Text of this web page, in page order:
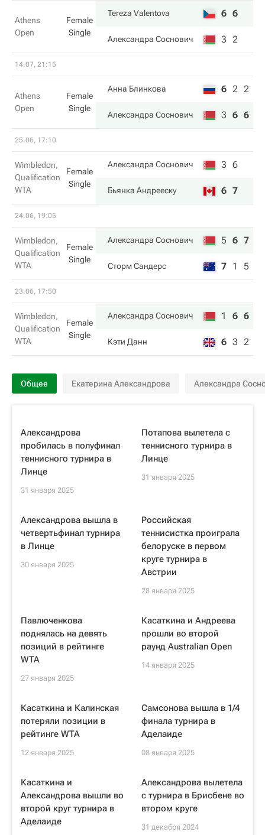
Athens
Open
Female
Single
Tereza Valentova 6 6
Александра Соснович 3 2
14.07, 21:15
Athens
Open
Female
Single
Анна Блинкова 6 2 2
Александра Соснович 3 6 6
25.06, 17:10
Wimbledon,
Qualification
WTA
Female
Single
Александра Соснович 3 6
Бьянка Андрееску 6 7
24.06, 19:05
Wimbledon,
Qualification
WTA
Female
Single
Александра Соснович 5 6 7
Сторм Сандерс 7 1 5
23.06, 17:50
Wimbledon,
Qualification
WTA
Female
Single
Александра Соснович 1 6 6
Кэти Данн 6 3 2
Общее Екатерина Александрова Александра
Александрова
пробилась в полуфинал
теннисного турнира в
Линце
31 января 2025
Потапова вылетела с
теннисного турнира в
Линце
31 января 2025
Александрова вышла в
четвертьфинал турнира
в Линце
30 января 2025
Российская
теннисистка проиграла
белоруске в первом
круге турнира в
Австрии
28 января 2025
Павлюченкова
поднялась на девять
позиций в рейтинге
WTA
27 января 2025
Касаткина и Андреева
прошли во второй
раунд Australian Open
14 января 2025
Касаткина и Калинская
потеряли позиции в
рейтинге WTA
12 января 2025
Самсонова вышла в 1/4
финала турнира в
Аделаиде
08 января 2025
Касаткина и
Александрова вышли во
второй круг турнира в
Аделаиде
Александрова вылетела
с турнира в Брисбене во
втором круге
31 декабря 2024